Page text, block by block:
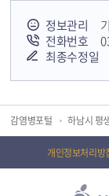
정보관리
전화번호
최종수정일
국민안전교육플랫폼
감염병포털 하남시 평
하남혁신교육지구
하남종합운동장 국민체육센
개인정보처리방